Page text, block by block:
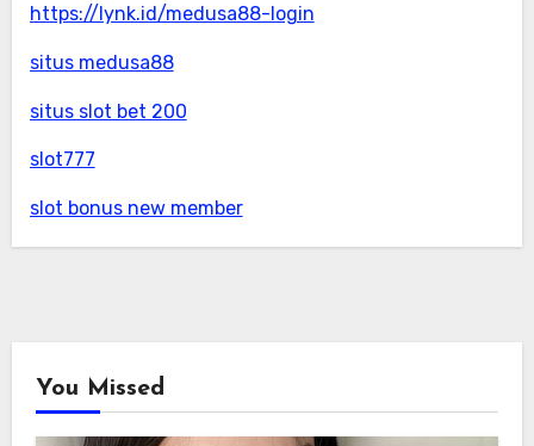
https://lynk.id/medusa88-login
situs medusa88
situs slot bet 200
slot777
slot bonus new member
You Missed